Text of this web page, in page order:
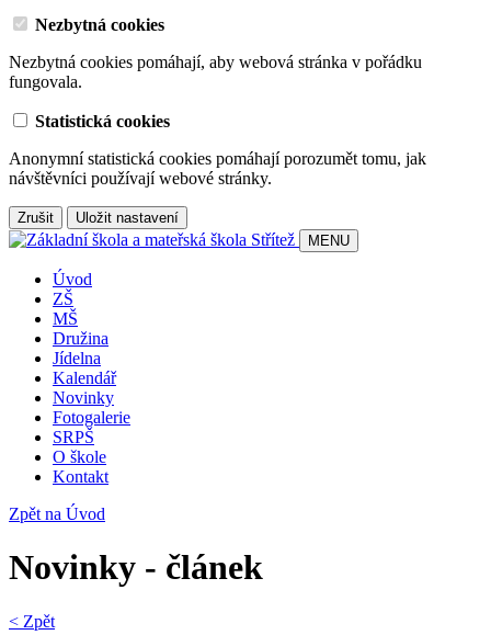
Nezbytná cookies
Nezbytná cookies pomáhají, aby webová stránka v pořádku
fungovala.
Statistická cookies
Anonymní statistická cookies pomáhají porozumět tomu, jak
návštěvníci používají webové stránky.
Zrušit
Uložit nastavení
MENU
Úvod
ZŠ
MŠ
Družina
Jídelna
Kalendář
Novinky
Fotogalerie
SRPŠ
O škole
Kontakt
Zpět na Úvod
Novinky - článek
< Zpět